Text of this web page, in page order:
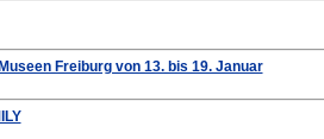
Freiburg von 13. bis 19. Januar